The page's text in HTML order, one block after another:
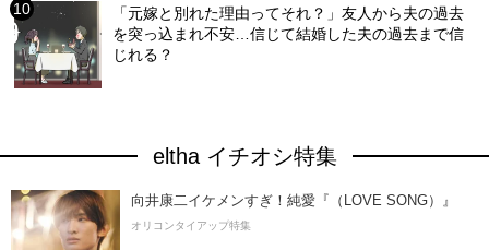
「元嫁と別れた理由ってそれ？」友人から夫の過去
を突っ込まれ不安…信じて結婚した夫の過去まで信
じれる？
eltha イチオシ特集
向井康二イケメンすぎ！純愛『（LOVE SONG）』
オリコンタイアップ特集